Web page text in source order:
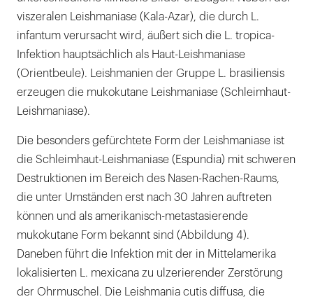
viszeralen Leishmaniase (Kala-Azar), die durch L.
infantum verursacht wird, äußert sich die L. tropica-
Infektion hauptsächlich als Haut-Leishmaniase
(Orientbeule). Leishmanien der Gruppe L. brasiliensis
erzeugen die mukokutane Leishmaniase (Schleimhaut-
Leishmaniase).
Die besonders gefürchtete Form der Leishmaniase ist
die Schleimhaut-Leishmaniase (Espundia) mit schweren
Destruktionen im Bereich des Nasen-Rachen-Raums,
die unter Umständen erst nach 30 Jahren auftreten
können und als amerikanisch-metastasierende
mukokutane Form bekannt sind (Abbildung 4).
Daneben führt die Infektion mit der in Mittelamerika
lokalisierten L. mexicana zu ulzerierender Zerstörung
der Ohrmuschel. Die Leishmania cutis diffusa, die